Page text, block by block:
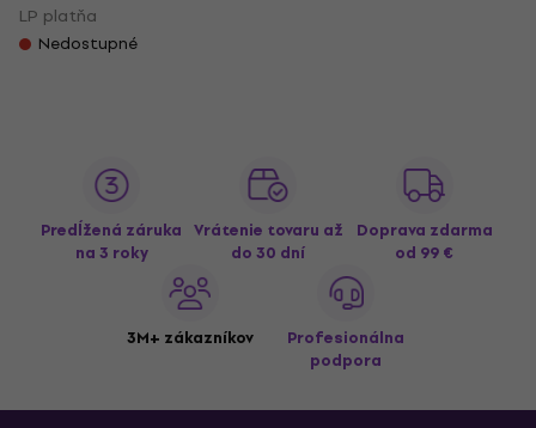
LP platňa
Nedostupné
Predĺžená záruka
na 3 roky
Vrátenie tovaru až
do 30 dní
Doprava zdarma
od 99 €
3M+ zákazníkov
Profesionálna
podpora